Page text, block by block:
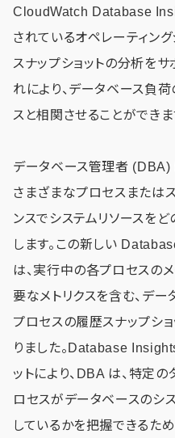
CloudWatch Database
されているオペレーティン
スナップショットの分析をサ
れにより、データベース負
スと相関させることができま
データベース管理者 (DBA)
さまざまなプロセスまたは
ンスでシステムリソースを
します。この新しい
は、実行中の各プロセスの
要なメトリクスを含む、デ
プロセスの履歴スナップシ
りました。Database
ットにより、DBA は、特定
ロセスがデータベースのシ
しているかを把握できるた